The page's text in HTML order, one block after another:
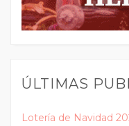
ÚLTIMAS
Lotería de Navidad